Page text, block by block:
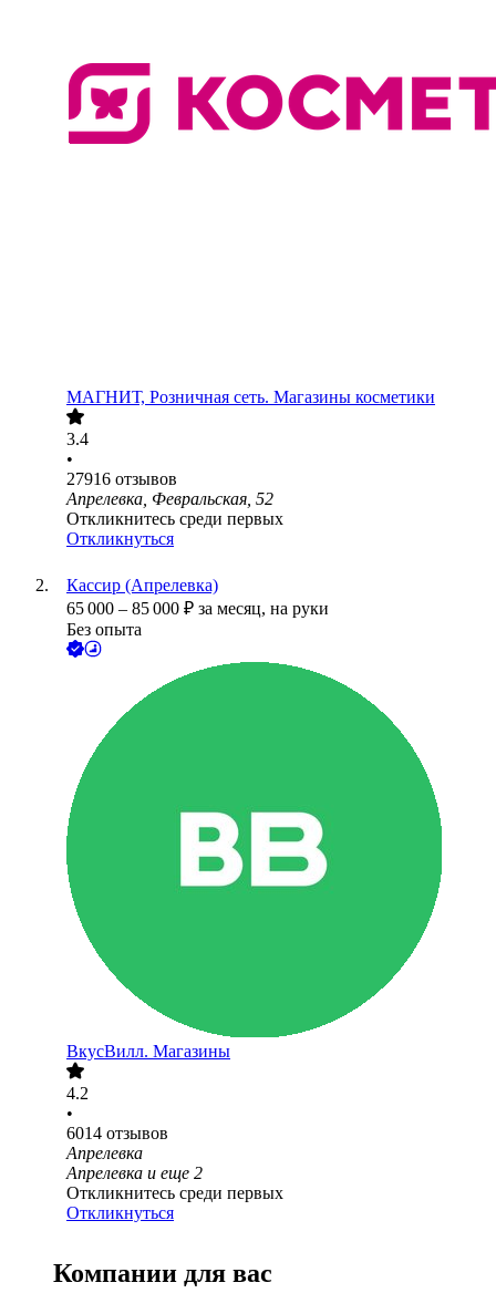
МАГНИТ, Розничная сеть. Магазины косметики
3.4
•
27916 отзывов
Апрелевка, Февральская, 52
Откликнитесь среди первых
Откликнуться
Кассир (Апрелевка)
65 000 – 85 000 ₽ за месяц, на руки
Без опыта
ВкусВилл. Магазины
4.2
•
6014 отзывов
Апрелевка
Апрелевка и еще 2
Откликнитесь среди первых
Откликнуться
Компании для вас